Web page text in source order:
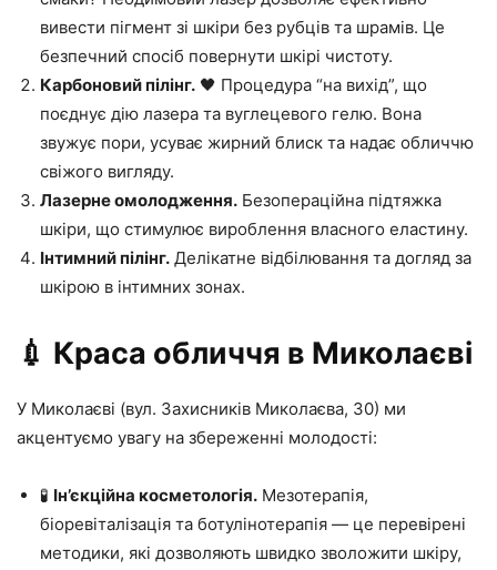
вивести пігмент зі шкіри без рубців та шрамів. Це
безпечний спосіб повернути шкірі чистоту.
Карбоновий пілінг. 🖤 Процедура “на вихід”, що
поєднує дію лазера та вуглецевого гелю. Вона
звужує пори, усуває жирний блиск та надає обличчю
свіжого вигляду.
Лазерне омолодження. Безопераційна підтяжка
шкіри, що стимулює вироблення власного еластину.
Інтимний пілінг. Делікатне відбілювання та догляд за
шкірою в інтимних зонах.
💉 Краса обличчя в Миколаєві
У Миколаєві (вул. Захисників Миколаєва, 30) ми
акцентуємо увагу на збереженні молодості:
🧪 Ін’єкційна косметологія. Мезотерапія,
біоревіталізація та ботулінотерапія — це перевірені
методики, які дозволяють швидко зволожити шкіру,